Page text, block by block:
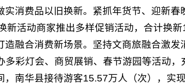
实消费品以旧换新。紧抓年货节、迎新
新活动商家推出多样促销活动，合计换
造融合消费新场景。坚持文商旅融合激
多彩灯会、商贸展销、春节游园等活动，
，南华县接待游客15.57万人（次），实